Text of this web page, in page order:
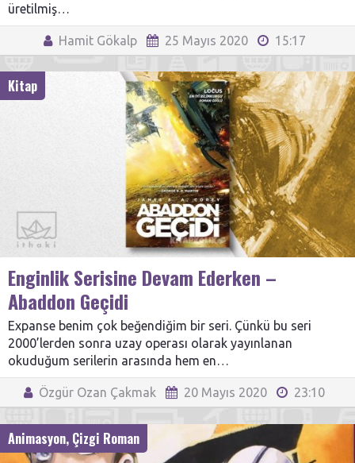
üretilmiş…
Hamit Gökalp 25 Mayıs 2020 15:17
Kitap
Enginlik Serisine Devam Ederken –
Abaddon Geçidi
Expanse benim çok beğendiğim bir seri. Çünkü bu seri
2000’lerden sonra uzay operası olarak yayınlanan
okuduğum serilerin arasında hem en…
Özgür Ozan Çakmak 20 Mayıs 2020 23:10
Animasyon, Çizgi Roman